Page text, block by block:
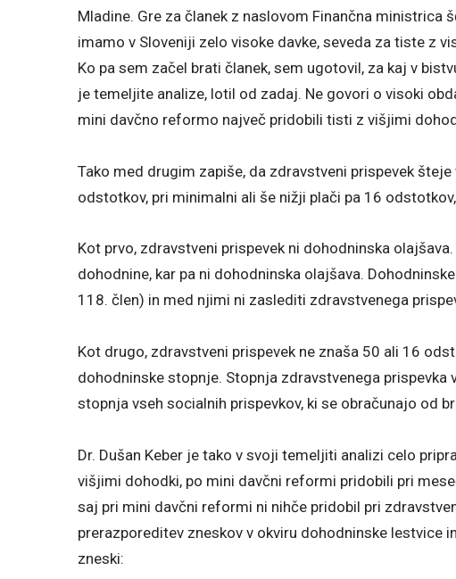
Mladine. Gre za članek z naslovom Finančna ministrica
imamo v Sloveniji zelo visoke davke, seveda za tiste z
Ko pa sem začel brati članek, sem ugotovil, za kaj v
je temeljite analize, lotil od zadaj. Ne govori o visoki
mini davčno reformo največ pridobili tisti z višjimi
Tako med drugim zapiše, da zdravstveni prispevek
odstotkov, pri minimalni ali še nižji plači pa 16
Kot prvo, zdravstveni prispevek ni dohodninska
dohodnine, kar pa ni dohodninska olajšava.
118. člen) in med njimi ni zaslediti zdravstvenega
Kot drugo, zdravstveni prispevek ne znaša 50 ali 16
dohodninske stopnje. Stopnja zdravstvenega
stopnja vseh socialnih prispevkov, ki se obračunajo od
Dr. Dušan Keber je tako v svoji temeljiti analizi celo
višjimi dohodki, po mini davčni reformi pridobili pri
saj pri mini davčni reformi ni nihče pridobil pri
prerazporeditev zneskov v okviru dohodninske lestvice
zneski: